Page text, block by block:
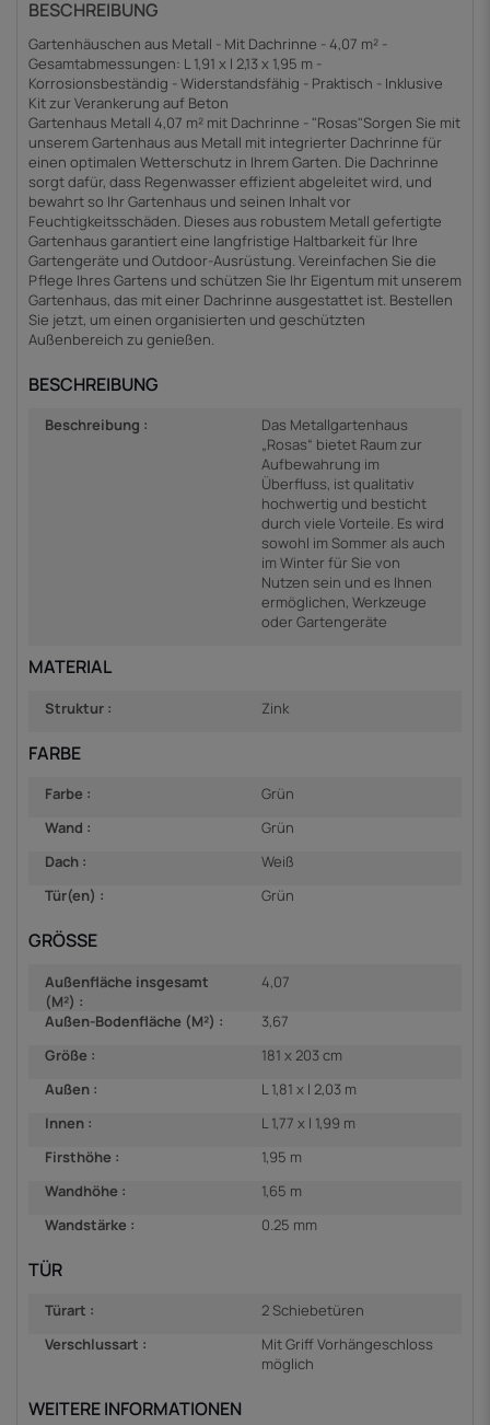
BESCHREIBUNG
Gartenhäuschen aus Metall - Mit Dachrinne - 4,07 m² -
Gesamtabmessungen: L 1,91 x l 2,13 x 1,95 m -
Korrosionsbeständig - Widerstandsfähig - Praktisch - Inklusive
Kit zur Verankerung auf Beton
Gartenhaus Metall 4,07 m² mit Dachrinne - "Rosas"Sorgen Sie mit
unserem Gartenhaus aus Metall mit integrierter Dachrinne für
einen optimalen Wetterschutz in Ihrem Garten. Die Dachrinne
sorgt dafür, dass Regenwasser effizient abgeleitet wird, und
bewahrt so Ihr Gartenhaus und seinen Inhalt vor
Feuchtigkeitsschäden. Dieses aus robustem Metall gefertigte
Gartenhaus garantiert eine langfristige Haltbarkeit für Ihre
Gartengeräte und Outdoor-Ausrüstung. Vereinfachen Sie die
Pflege Ihres Gartens und schützen Sie Ihr Eigentum mit unserem
Gartenhaus, das mit einer Dachrinne ausgestattet ist. Bestellen
Sie jetzt, um einen organisierten und geschützten
Außenbereich zu genießen.
BESCHREIBUNG
Beschreibung :
Das Metallgartenhaus
„Rosas“ bietet Raum zur
Aufbewahrung im
Überfluss, ist qualitativ
hochwertig und besticht
durch viele Vorteile. Es wird
sowohl im Sommer als auch
im Winter für Sie von
Nutzen sein und es Ihnen
ermöglichen, Werkzeuge
oder Gartengeräte
MATERIAL
Struktur : Zink
FARBE
Farbe :
Grün
Wand :
Grün
Dach :
Weiß
Tür(en) :
Grün
GRÖSSE
Außenfläche insgesamt
(M²) :
4,07
Außen-Bodenfläche (M²) :
3,67
Größe :
181 x 203 cm
Außen :
L 1,81 x l 2,03 m
Innen :
L 1,77 x l 1,99 m
Firsthöhe :
1,95 m
Wandhöhe :
1,65 m
Wandstärke :
0.25 mm
TÜR
Türart :
2 Schiebetüren
Verschlussart :
Mit Griff Vorhängeschloss
möglich
WEITERE INFORMATIONEN